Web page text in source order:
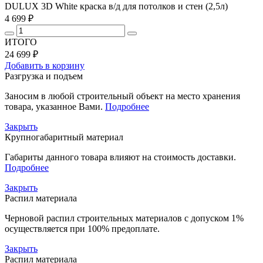
DULUX 3D White краска в/д для потолков и стен (2,5л)
4 699 ₽
ИТОГО
24 699 ₽
Добавить в корзину
Разгрузка и подъем
Заносим в любой строительный объект на место хранения
товара, указанное Вами. Подробнее
Закрыть
Крупногабаритный материал
Габариты данного товара влияют на стоимость доставки.
Подробнее
Закрыть
Распил материала
Черновой распил строительных материалов с допуском 1%
осуществляется при 100% предоплате.
Закрыть
Распил материала